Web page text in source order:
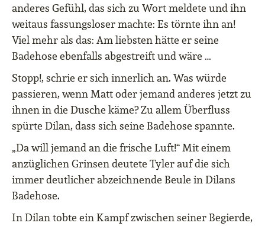
anderes Gefühl, das sich zu Wort meldete und ihn
weitaus fassungsloser machte: Es törnte ihn an!
Viel mehr als das: Am liebsten hätte er seine
Badehose ebenfalls abgestreift und wäre …
Stopp!, schrie er sich innerlich an. Was würde
passieren, wenn Matt oder jemand anderes jetzt zu
ihnen in die Dusche käme? Zu allem Überfluss
spürte Dilan, dass sich seine Badehose spannte.
„Da will jemand an die frische Luft!“ Mit einem
anzüglichen Grinsen deutete Tyler auf die sich
immer deutlicher abzeichnende Beule in Dilans
Badehose.
In Dilan tobte ein Kampf zwischen seiner Begierde,